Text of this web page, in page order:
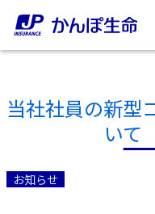
ご契約者さま
当社社員の新型
いて
お知らせ